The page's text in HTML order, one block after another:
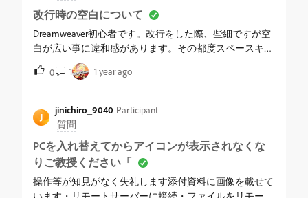
改行時の空白について
Dreamweaver初心者です。改行をした際、些細ですが空
白が広い事に違和感があります。その都度スペースキー
やタブキーで狭く調整を行なっています。改行時に狭く
なるように設定はできないのでしょうか？
0 1 1 year ago
J
jinichiro_9040 Participant
質問
PCを入れ替えてからアイコンが表示されなくな
りご教授ください「
操作等が知見がなく失礼します添付資料に画像を載せて